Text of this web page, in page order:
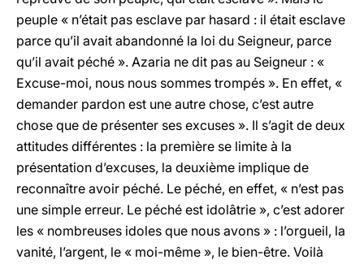
peuple « n’était pas esclave par hasard : il était esclave
parce qu’il avait abandonné la loi du Seigneur, parce
qu’il avait péché ». Azaria ne dit pas au Seigneur : «
Excuse-moi, nous nous sommes trompés ». En effet, «
demander pardon est une autre chose, c’est autre
chose que de présenter ses excuses ». Il s’agit de deux
attitudes différentes : la première se limite à la
présentation d’excuses, la deuxième implique de
reconnaître avoir péché. Le péché, en effet, « n’est pas
une simple erreur. Le péché est idolâtrie », c’est adorer
les « nombreuses idoles que nous avons » : l’orgueil, la
vanité, l’argent, le « moi-même », le bien-être. Voilà